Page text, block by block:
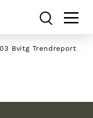
Bvitg Trendreport